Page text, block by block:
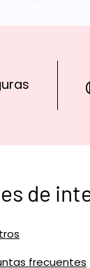
de
frecuentes